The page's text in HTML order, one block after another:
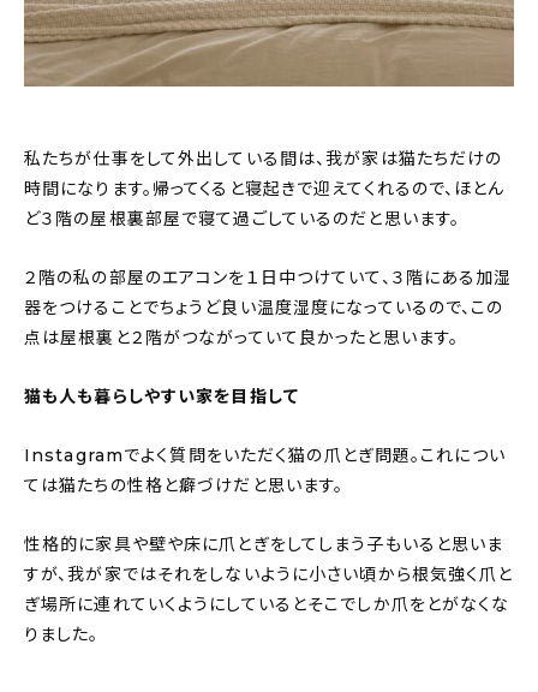
私たちが仕事をして外出している間は、我が家は猫たちだけの
時間になります。帰ってくると寝起きで迎えてくれるので、ほとん
ど３階の屋根裏部屋で寝て過ごしているのだと思います。
２階の私の部屋のエアコンを１日中つけていて、３階にある加湿
器をつけることでちょうど良い温度湿度になっているので、この
点は屋根裏と２階がつながっていて良かったと思います。
猫も人も暮らしやすい家を目指して
Instagramでよく質問をいただく猫の爪とぎ問題。これについ
ては猫たちの性格と癖づけだと思います。
性格的に家具や壁や床に爪とぎをしてしまう子もいると思いま
すが、我が家ではそれをしないように小さい頃から根気強く爪と
ぎ場所に連れていくようにしているとそこでしか爪をとがなくな
りました。